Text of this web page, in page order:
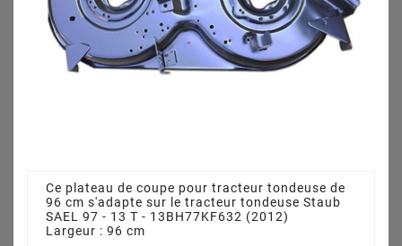
Ce plateau de coupe pour tracteur tondeuse de
96 cm s'adapte sur le tracteur tondeuse Staub
SAEL 97 - 13 T - 13BH77KF632 (2012)
Largeur : 96 cm